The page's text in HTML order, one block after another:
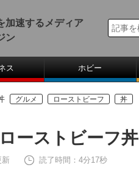
加速するメディア
ン
ス ホビー
グルメ ローストビーフ 丼
ーストビーフ丼
読了時間：4分17秒